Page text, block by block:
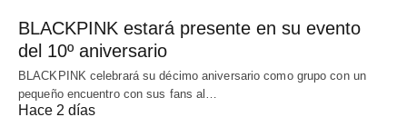
BLACKPINK estará presente en su evento
del 10º aniversario
BLACKPINK celebrará su décimo aniversario como grupo con un
pequeño encuentro con sus fans al…
Hace 2 días